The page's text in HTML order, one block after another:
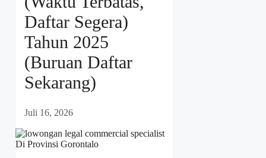
Daftar Segera)
Tahun 2025
(Buruan Daftar
Sekarang)
Juli 16, 2026